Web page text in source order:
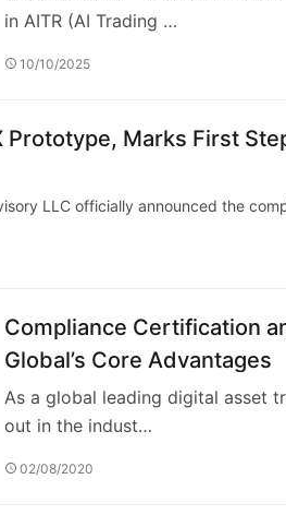
in AITR (AI Trading …
10/10/2025
Prototype, Marks First
LLC officially announced the
Compliance Certification
Global’s Core Advantages
As a global leading digital asset
out in the indust…
02/08/2020